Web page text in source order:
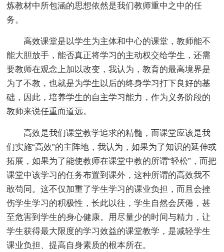
炼教材中所包涵的思想依然是我们教师重中之中的任
务。
高效课堂是以学生为主体和中心的课堂，教师能不
能大胆放手，能否真正将学习的主动权交给学生，还需
要教师在观念上加以改变，我认为，教育的最高境界是
为了不教，也就是为学生以后的终身学习打下良好的基
础，因此，培养学生的自主学习能力，作为义务阶段的
教师来说任重而道远。
高效是我们课堂教学追求的精髓，而课堂应该是我
们实施“高效”的主阵地，我认为，如果为了知识的延伸或
拓展，如果为了能使教师在课堂中教的所谓“轻松”，而把
课堂中该学习的任务布置到课外，这种所谓的高效我不
敢苟同。这不仅加重了学生学习的课业负担，而且会挫
伤学生学习的积极性，长此以往，学生自然会厌倦，甚
至危害到学生的身心健康。用尽量少的时间与精力，让
学生获得最大限度的学习效益的课堂教学，是减轻学生
课业负担、提高自身素质的根本所在。